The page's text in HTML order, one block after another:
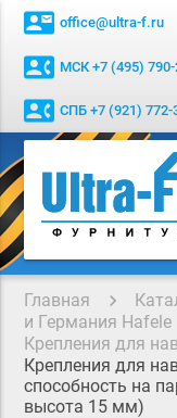
contact_mail office@ultra-f.ru
contact_phone МСК +7 (495) 790-
contact_phone СПБ +7 (921) 772-
Главная
и Германия Hafele
Крепления для
Крепления для
способность на
высота 15 мм)